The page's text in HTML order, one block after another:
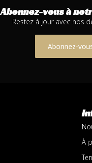
Abonnez-vous à
Restez à jour avec nos
Abonnez-
À